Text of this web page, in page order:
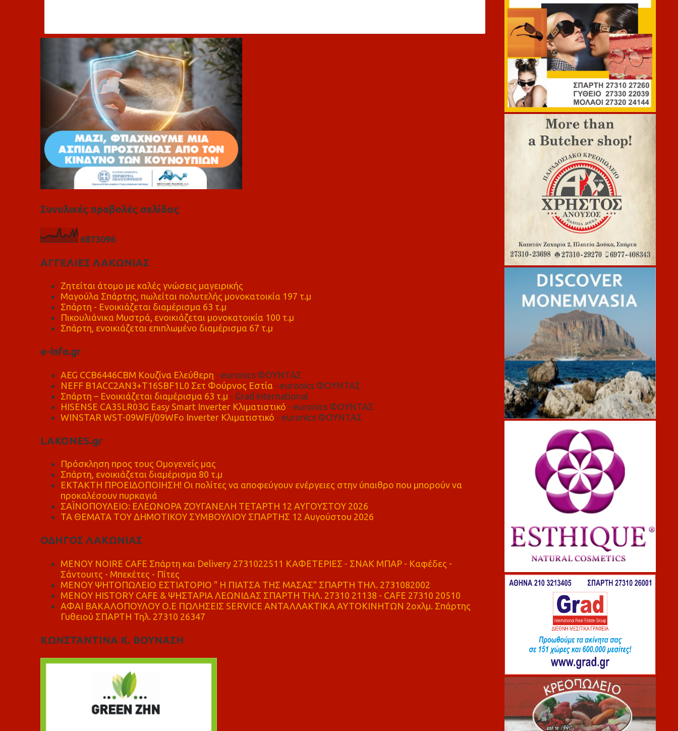
λ
Συνολικές προβολές σελίδας
6873096
ΑΓΓΕΛΙΕΣ ΛΑΚΩΝΙΑΣ
Ζητείται άτομο με καλές γνώσεις μαγειρικής
Μαγούλα Σπάρτης, πωλείται πολυτελής μονοκατοικία 197 τ.μ
Σπάρτη - Ενοικιάζεται διαμέρισμα 63 τ.μ
Πικουλιάνικα Μυστρά, ενοικιάζεται μονοκατοικία 100 τ.μ
Σπάρτη, ενοικιάζεται επιπλωμένο διαμέρισμα 67 τ.μ
e-info.gr
AEG CCB6446CBM Κουζίνα Ελεύθερη - euronics ΦΟΥΝΤΑΣ
NEFF B1ACC2AN3+T16SBF1L0 Σετ Φούρνος Εστία - euronics ΦΟΥΝΤΑΣ
Σπάρτη – Ενοικιάζεται διαμέρισμα 63 τ.μ - Grad international
HISENSE CA35LR03G Easy Smart Inverter Κλιματιστικό - euronics ΦΟΥΝΤΑΣ
WINSTAR WST-09WFi/09WFo Inverter Κλιματιστικό - euronics ΦΟΥΝΤΑΣ
LAKONES.gr
Πρόσκληση προς τους Ομογενείς μας
Σπάρτη, ενοικιάζεται διαμέρισμα 80 τ.μ
ΕΚΤΑΚΤΗ ΠΡΟΕΙΔΟΠΟΙΗΣΗ! Οι πολίτες να αποφεύγουν ενέργειες στην ύπαιθρο που μπορούν να
προκαλέσουν πυρκαγιά
ΣΑΪΝΟΠΟΥΛΕΙΟ: ΕΛΕΩΝΟΡΑ ΖΟΥΓΑΝΕΛΗ ΤΕΤΑΡΤΗ 12 ΑΥΓΟΥΣΤΟΥ 2026
ΤΑ ΘΕΜΑΤΑ ΤΟΥ ΔΗΜΟΤΙΚΟΥ ΣΥΜΒΟΥΛΙΟΥ ΣΠΑΡΤΗΣ 12 Αυγούστου 2026
ΟΔΗΓΟΣ ΛΑΚΩΝΙΑΣ
MENOY NOIRE CAFE Σπάρτη και Delivery 2731022511 ΚΑΦΕΤΕΡΙΕΣ - ΣΝΑΚ ΜΠΑΡ - Καφέδες -
Σάντουιτς - Μπεκέτες - Πίτες
ΜΕΝΟΥ ΨΗΤΟΠΩΛΕΙΟ ΕΣΤΙΑΤΟΡΙΟ " Η ΠΙΑΤΣΑ ΤΗΣ ΜΑΣΑΣ" ΣΠΑΡΤΗ ΤΗΛ. 2731082002
ΜΕΝΟΥ HISTORY CAFE & ΨΗΣΤΑΡΙΑ ΛΕΩΝΙΔΑΣ ΣΠΑΡΤΗ ΤΗΛ. 27310 21138 - CAFE 27310 20510
ΑΦΑΙ ΒΑΚΑΛΟΠΟΥΛΟΥ Ο.Ε ΠΩΛΗΣΕΙΣ SERVICE ΑΝΤΑΛΛΑΚΤΙΚΑ ΑΥΤΟΚΙΝΗΤΩΝ 2οχλμ. Σπάρτης
Γυθειού ΣΠΑΡΤΗ Τηλ. 27310 26347
ΚΩΝΣΤΑΝΤΙΝΑ Κ. ΒΟΥΝΑΣΗ